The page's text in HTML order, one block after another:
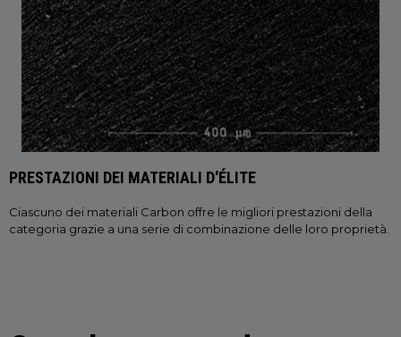
PRESTAZIONI DEI MATERIALI D'ÉLITE
Ciascuno dei materiali Carbon offre le migliori prestazioni della
categoria grazie a una serie di combinazione delle loro proprietà.